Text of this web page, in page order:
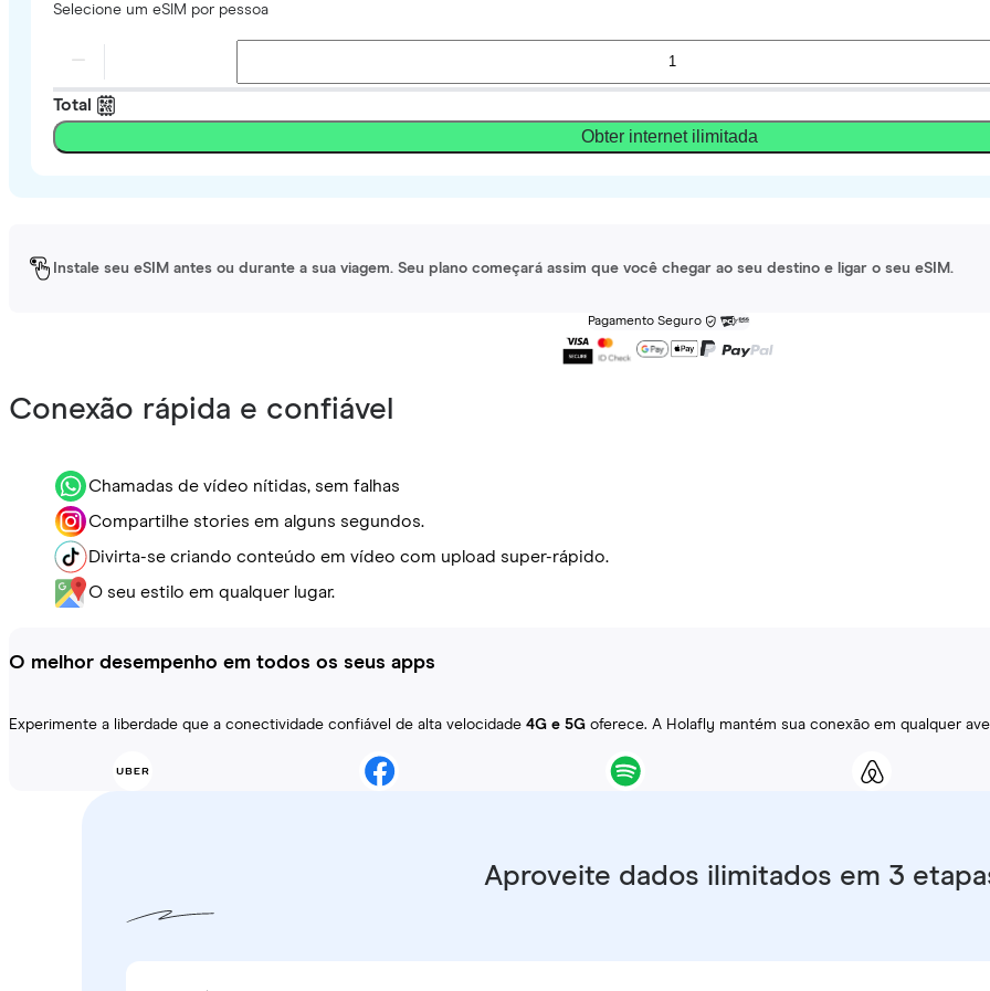
Selecione um eSIM por pessoa
Total
Obter internet ilimitada
Instale seu eSIM antes ou durante a sua viagem. Seu plano começará assim que você chegar ao seu destino e ligar o seu eSIM.
Pagamento Seguro
Conexão rápida e confiável
Chamadas de vídeo nítidas, sem falhas
Compartilhe stories em alguns segundos.
Divirta-se criando conteúdo em vídeo com upload super-rápido.
O seu estilo em qualquer lugar.
O melhor desempenho em todos os seus apps
Experimente a liberdade que a conectividade confiável de alta velocidade 4G e 5G oferece. A Holafly mantém sua conexão em qualquer
Aproveite dados ilimitados em 3